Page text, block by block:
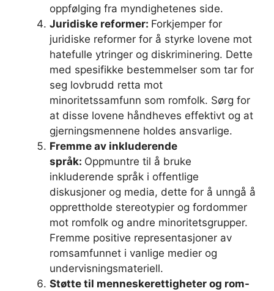
oppfølging fra myndighetenes side.
Juridiske reformer: Forkjemper for
juridiske reformer for å styrke lovene mot
hatefulle ytringer og diskriminering. Dette
med spesifikke bestemmelser som tar for
seg lovbrudd retta mot
minoritetssamfunn som romfolk. Sørg for
at disse lovene håndheves effektivt og at
gjerningsmennene holdes ansvarlige.
Fremme av inkluderende
språk: Oppmuntre til å bruke
inkluderende språk i offentlige
diskusjoner og media, dette for å unngå å
opprettholde stereotypier og fordommer
mot romfolk og andre minoritetsgrupper.
Fremme positive representasjoner av
romsamfunnet i vanlige medier og
undervisningsmateriell.
Støtte til menneskerettigheter og rom-